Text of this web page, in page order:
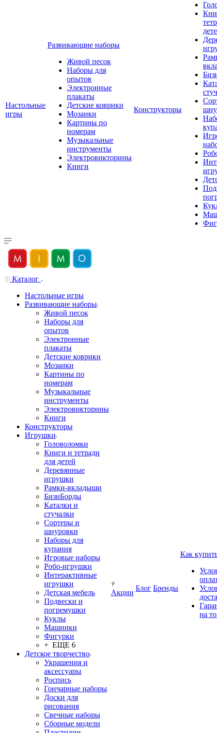
Настольные
игры
Развивающие наборы
Живой песок
Наборы для
опытов
Электронные
плакаты
Детские коврики
Мозаики
Картины по
номерам
Музыкальные
инструменты
Электровикторины
Книги
Конструкторы
Каталог
Настольные игры
Развивающие наборы
Живой песок
Наборы для
опытов
Электронные
плакаты
Детские коврики
Мозаики
Картины по
номерам
Музыкальные
инструменты
Электровикторины
Книги
Конструкторы
Игрушки
Головоломки
Книги и тетради
для детей
Деревянные
игрушки
Рамки-вкладыши
БизиБорды
Каталки и
стучалки
Сортеры и
шнуровки
Наборы для
купания
Игровые наборы
Робо-игрушки
Интерактивные
игрушки
Детская мебель
Подвески и
погремушки
Куклы
Машинки
Фигурки
+ ЕЩЕ 6
Детское творчество
Украшения и
аксессуары
Роспись
Гончарные наборы
Доски для
рисования
Свечные наборы
Сборные модели
Акции
Блог Бренды
Как
на